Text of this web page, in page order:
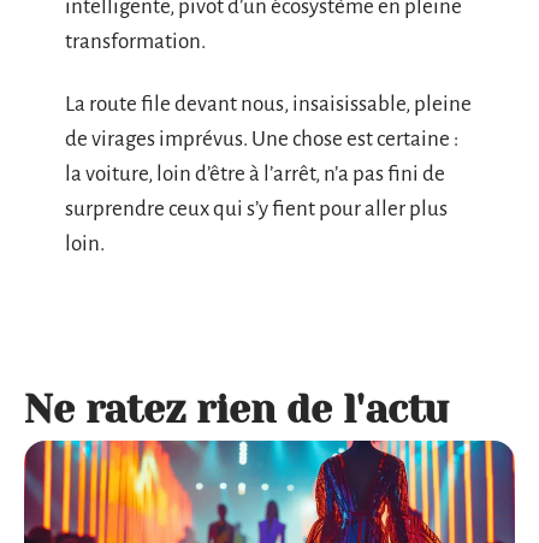
contente plus de fabriquer des voitures. BMW,
développent des plateformes de mobilité,
adaptables à des usages multiples, capables
de s’intégrer dans une ville repensée. La
voiture de demain ne sera plus seulement un
objet, mais un acteur à part entière de la ville
de virages imprévus. Une chose est certaine :
la voiture, loin d’être à l’arrêt, n’a pas fini de
surprendre ceux qui s’y fient pour aller plus
loin.